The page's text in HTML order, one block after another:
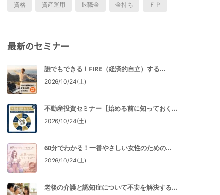
資格 資産運用 退職金 金持ち ＦＰ
最新のセミナー
誰でもできる！FIRE（経済的自立）する…
2026/10/24(土)
不動産投資セミナー【始める前に知っておく…
2026/10/24(土)
60分でわかる！一番やさしい女性のための…
2026/10/24(土)
老後の介護と認知症について不安を解決する…